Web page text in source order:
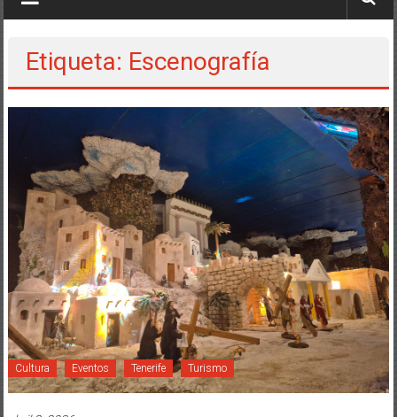
Etiqueta: Escenografía
Cultura Eventos Tenerife Turismo